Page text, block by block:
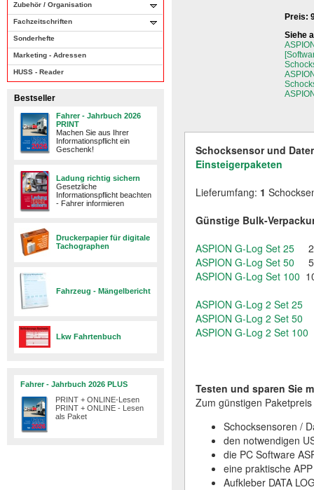
Zubehör / Organisation
Fachzeitschriften
Sonderhefte
Marketing - Adressen
HUSS - Reader
Bestseller
Fahrer - Jahrbuch 2026
PRINT
Machen Sie aus Ihrer
Informationspflicht ein
Geschenk!
Ladung richtig sichern
Gesetzliche
Informationspflicht beachten
- Fahrer informieren
Druckerpapier für digitale
Tachographen
Fahrzeug - Mängelbericht
Lkw Fahrtenbuch
Fahrer - Jahrbuch 2026 PLUS
PRINT + ONLINE-Lesen
PRINT + ONLINE - Lesen
als Paket​
Preis:
Siehe
Schocksensor und
Einsteigerpaketen
Lieferumfang: 1
Günstige Bulk-
ASPION G-Log Set 25
ASPION G-Log Set 50
ASPION G-Log Set 100
ASPION G-Log 2 Set 25
ASPION G-Log 2 Set 50
ASPION G-Log 2 Set 100
Testen und sparen Sie
Zum günstigen
Schocksensoren /
den notwendigen
die PC Software
eine praktische APP
Aufkleber DATA